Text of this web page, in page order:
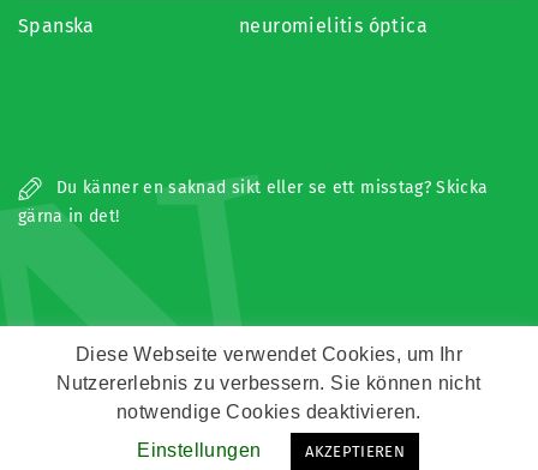
Spanska neuromielitis óptica
Du känner en saknad sikt eller se ett misstag? Skicka
gärna in det!
Copyright © Zeitz Franko Zeitz
Kontakt Impressum Datenschutz
Diese Webseite verwendet Cookies, um Ihr
Nutzererlebnis zu verbessern. Sie können nicht
notwendige Cookies deaktivieren.
Einstellungen
AKZEPTIEREN